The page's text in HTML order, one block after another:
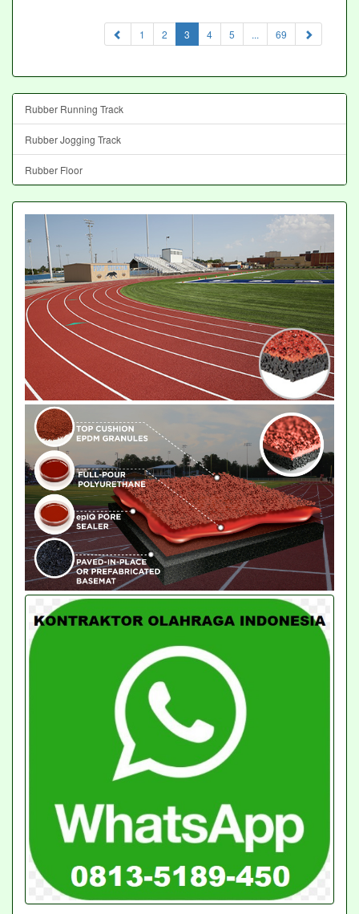
1 2 3 (current)
4 5 ... 69
Rubber Running Track
Rubber Jogging Track
Rubber Floor